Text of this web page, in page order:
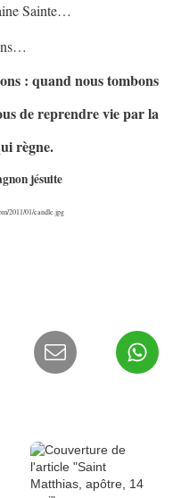
Sainte…
: quand nous tombons
de reprendre vie par la
règne.
jésuite
2011/01/candle.jpg